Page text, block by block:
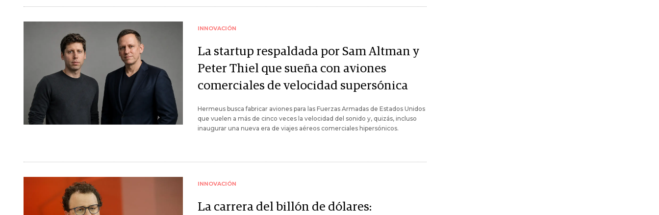
INNOVACIÓN
La startup respaldada por Sam Altman y
Peter Thiel que sueña con aviones
comerciales de velocidad supersónica
Hermeus busca fabricar aviones para las Fuerzas Armadas de Estados Unidos
que vuelen a más de cinco veces la velocidad del sonido y, quizás, incluso
inaugurar una nueva era de viajes aéreos comerciales hipersónicos.
INNOVACIÓN
La carrera del billón de dólares: